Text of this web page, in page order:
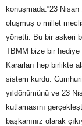
konuşmada:“23 Nisan
oluşmuş o millet
yönetti. Bu bir askeri
TBMM bize bir hediye
Kararları hep birlikte
sistem kurdu.
yıldönümünü ve 23
kutlamasını
başkanınız olarak